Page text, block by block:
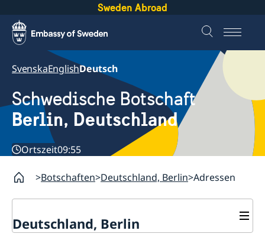
Sweden Abroad
SvenskaEnglishDeutsch
Schwedische Botschaft
Berlin, Deutschland
Ortszeit09:55
Botschaften Deutschland, Berlin Adressen
Deutschland, Berlin